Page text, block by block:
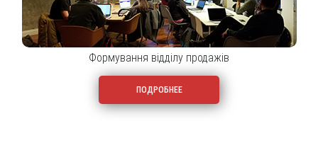
Формування відділу продажів
ПОДРОБНЕЕ